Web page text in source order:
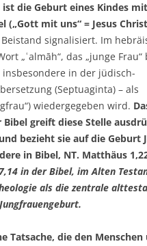
ist die Geburt eines Kindes
(„Gott mit uns“ = Jesus
signalisiert. Im
„ʿalmāh“, das „junge
in der jüdisch-
(Septuaginta) – als
wiedergegeben wird.
greift diese Stelle
bezieht sie auf die Geburt
in Bibel, NT. Matthäus
in der Bibel, im Alten
als die zentrale
Tatsache, die den Menschen